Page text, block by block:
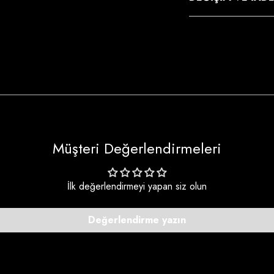
Müşteri Değerlendirmeleri
İlk değerlendirmeyi yapan siz olun
Değerlendirme yazın